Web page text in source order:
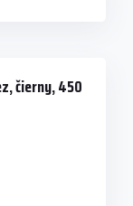
čierny, 450